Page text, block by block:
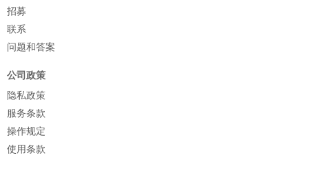
招募
联系
问题和答案
公司政策
隐私政策
服务条款
操作规定
使用条款